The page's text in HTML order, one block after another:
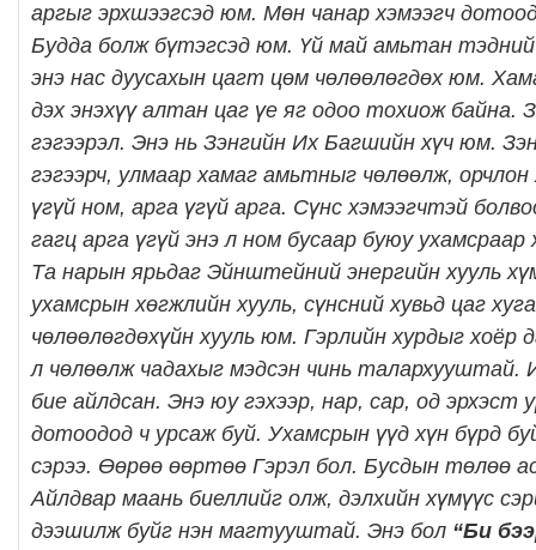
аргыг эрхшээгсэд юм. Мөн чанар хэмээгч
Будда болж бүтэгсэд юм. Үй май амьтан
энэ нас дуусахын цагт цөм чөлөөлөгдөх юм.
дэх энэхүү алтан цаг үе яг одоо тохиож байна.
гэгээрэл. Энэ нь Зэнгийн Их Багшийн хүч юм.
гэгээрч, улмаар хамаг амьтныг чөлөөлж, орчлон
үгүй ном, арга үгүй арга. Сүнс хэмээгчтэй
гагц арга үгүй энэ л ном бусаар буюу
Та нарын ярьдаг Эйнштейний энергийн хууль
ухамсрын хөгжлийн хууль, сүнсний хувьд цаг
чөлөөлөгдөхүйн хууль юм. Гэрлийн хурдыг хоёр
л чөлөөлж чадахыг мэдсэн чинь талархууштай.
бие айлдсан. Энэ юу гэхээр, нар, сар, од эрхэст
дотоодод ч урсаж буй. Ухамсрын үүд хүн бүрд
сэрээ. Өөрөө өөртөө Гэрэл бол. Бусдын төлөө
Айлдвар маань биеллийг олж, дэлхийн хүмүүс
дээшилж буйг нэн магтууштай. Энэ бол “Би